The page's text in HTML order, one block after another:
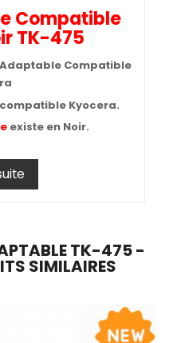
Compatible
TK-475
Compatible
Kyocera.
existe en Noir.
TK-475 -
SIMILAIRES